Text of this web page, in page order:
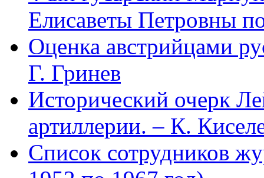
Елисаветы Петровны
Оценка австрийцами
Г. Гринев
Исторический очерк
артиллерии. – К.
Список сотрудников